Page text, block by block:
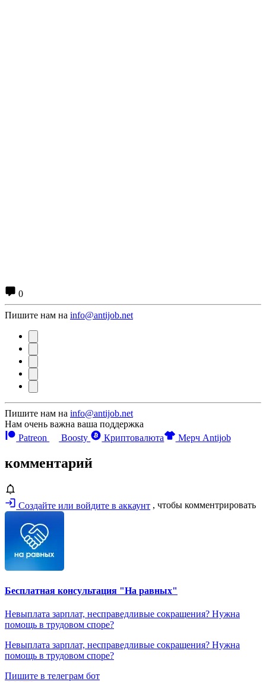
0
Пишите нам на info@antijob.net
Пишите нам на info@antijob.net
Нам очень важна ваша поддержка
Patreon
Boosty Криптовалюта Мерч Antijob
комментарий
Создайте или войдите в аккаунт , чтобы комментрировать
Бесплатная консультация "На равных"
Невыплата зарплат, несправедливые сокращения? Нужна
помощь в трудовом споре?
Невыплата зарплат, несправедливые сокращения? Нужна
помощь в трудовом споре?
Пишите в телеграм бот